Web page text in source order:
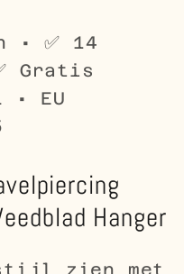
• ✅ 14
Gratis
• EU
Hanger
zien met